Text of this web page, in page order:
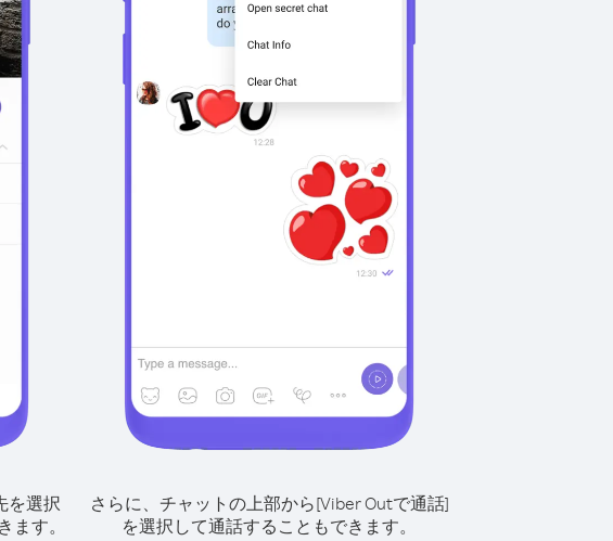
を選択
ます。
さらに、チャットの上部から[Viber Outで通話]
を選択して通話することもできます。